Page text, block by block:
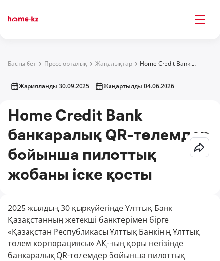
Басты бет Пресс орталық Жаңалықтар Home Credit Bank банкаралық QR-төлемдер бойынша пилоттық жобаны іске қосты
Жарияланды 30.09.2025 Жаңартылды 04.06.2026
Home Credit Bank
банкаралық QR-төлемдер
бойынша пилоттық
жобаны іске қосты
2025 жылдың 30 қыркүйегінде Ұлттық Банк
Қазақстанның жетекші банктерімен бірге
«Қазақстан Республикасы Ұлттық Банкінің Ұлттық
төлем корпорациясы» АҚ-ның қоры негізінде
банкаралық QR-төлемдер бойынша пилоттық